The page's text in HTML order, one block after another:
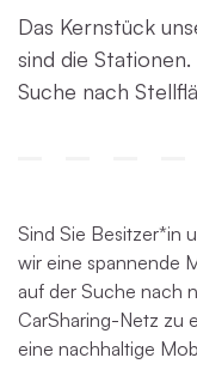
Das Kernstück
sind die
Suche nach
Sind Sie Besitzer*in
wir eine spannende
auf der Suche nach
CarSharing-Netz zu
eine nachhaltige